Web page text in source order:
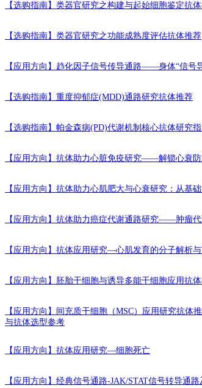
【选购指南】 类器官研究之构建与起始细胞鉴定抗
【选购指南】 类器官研究之功能成熟度评估抗体推荐
【应用方向】 趋化因子信号传导通路——身体“信号
【选购指南】 重度抑郁症(MDD)通路研究抗体推荐
【选购指南】 帕金森病(PD)代谢机制核心抗体研究
【应用方向】 抗体助力心脏免疫研究——解锁心衰防
【应用方向】 抗体助力心肌肥大与心衰研究：从基
【应用方向】 抗体助力癌症代谢通路研究——肿瘤代
【应用方向】 抗体应用研究—心肌发育的分子解析
【应用方向】 胚胎干细胞与诱导多能干细胞应用抗
【应用方向】 间充质干细胞（MSC）应用研究抗体
与抗体选型参考
【应用方向】 抗体应用研究—细胞死亡
【应用方向】 经典信号通路-JAK/STAT信号转导通